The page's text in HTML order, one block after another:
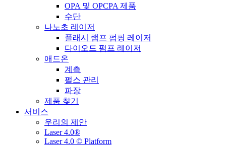
OPA 및 OPCPA 제품
수단
나노초 레이저
플래시 램프 펌핑 레이저
다이오드 펌프 레이저
애드온
계측
펄스 관리
파장
제품 찾기
서비스
우리의 제안
Laser 4.0®
Laser 4.0 © Platform